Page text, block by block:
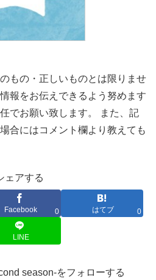
もの・正しいものとは限りませ
報をお伝えできるよう努めます
でお願い致します。 また、記
合にはコメント欄より教えても
ェアする
Facebook 0 はてブ 0
LINE
season-をフォローする